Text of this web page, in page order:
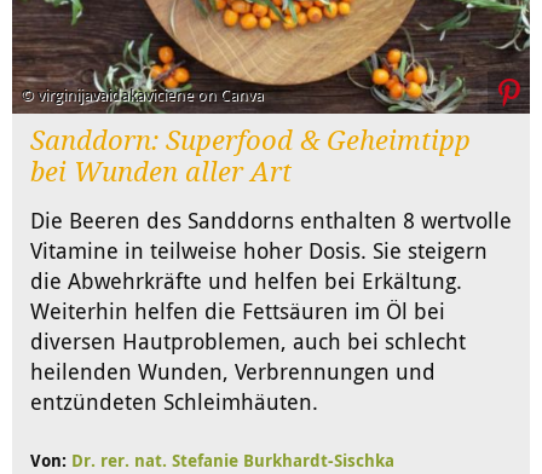
© virginijavaidakaviciene on Canva
Sanddorn: Superfood & Geheimtipp
bei Wunden aller Art
Die Beeren des Sanddorns enthalten 8 wertvolle
Vitamine in teilweise hoher Dosis. Sie steigern
die Abwehrkräfte und helfen bei Erkältung.
Weiterhin helfen die Fettsäuren im Öl bei
diversen Hautproblemen, auch bei schlecht
heilenden Wunden, Verbrennungen und
entzündeten Schleimhäuten.
Von: Dr. rer. nat. Stefanie Burkhardt-Sischka